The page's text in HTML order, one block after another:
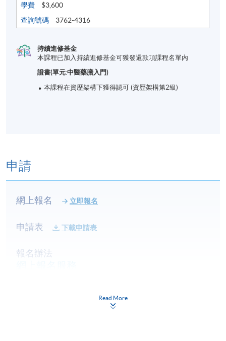
學費
$3,600
查詢號碼
3762-4316
持續進修基金
本課程已加入持續進修基金可獲發還款項課程名單內
證書(單元:中醫藥膳入門)
本課程在資歴架構下獲得認可 (資歴架構第2級)
申請
網上報名 立即報名
申請表 下載申請表
報名辦法
務，申請人可通過網上申請個別學歷頒授課程和報讀
大部份公開招生的課程(以先到先得形式報名的課程)。
Read More